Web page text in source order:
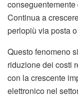
Continua a
perlopiù via posta
Questo fenomeno
riduzione dei costi
con la crescente
elettronico nel